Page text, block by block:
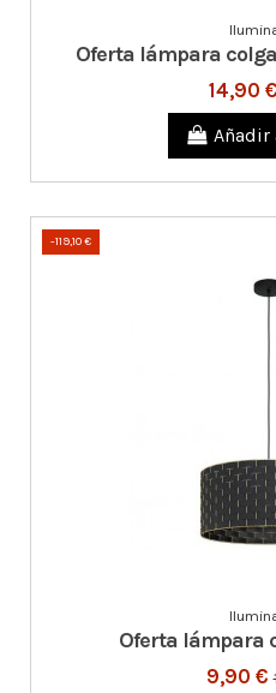
Oferta lámpara
14,90 €
Añadir
-119,10 €
Oferta lámpara
9,90 €